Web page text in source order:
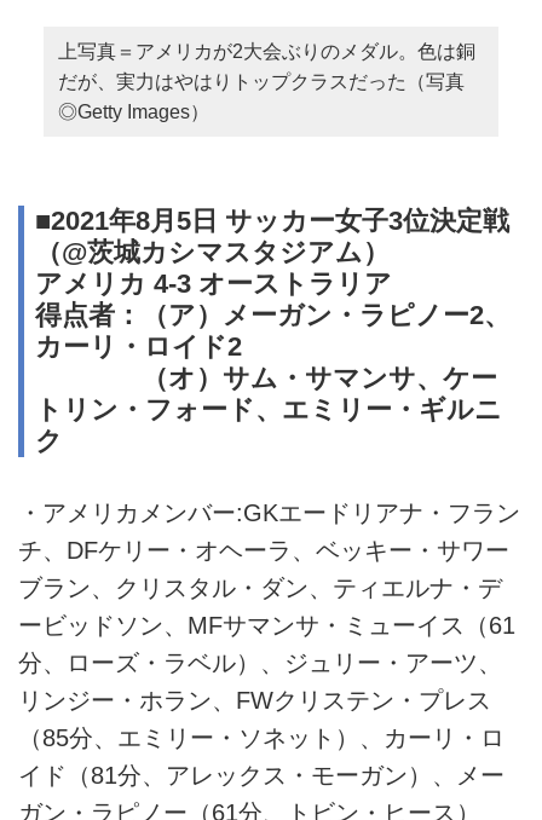
上写真＝アメリカが2大会ぶりのメダル。色は銅
だが、実力はやはりトップクラスだった（写真
◎Getty Images）
■2021年8月5日 サッカー女子3位決定戦
（@茨城カシマスタジアム）
アメリカ 4-3 オーストラリア
得点者：（ア）メーガン・ラピノー2、
カーリ・ロイド2
（オ）サム・サマンサ、ケー
トリン・フォード、エミリー・ギルニ
ク
・アメリカメンバー:GKエードリアナ・フラン
チ、DFケリー・オヘーラ、ベッキー・サワー
ブラン、クリスタル・ダン、ティエルナ・デ
ービッドソン、MFサマンサ・ミューイス（61
分、ローズ・ラベル）、ジュリー・アーツ、
リンジー・ホラン、FWクリステン・プレス
（85分、エミリー・ソネット）、カーリ・ロ
イド（81分、アレックス・モーガン）、メー
ガン・ラピノー（61分、トビン・ヒース）